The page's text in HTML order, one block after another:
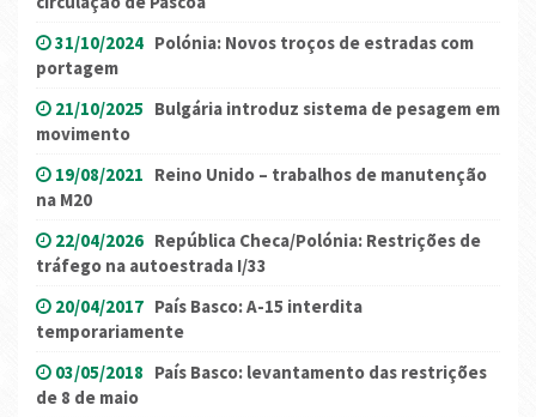
31/10/2024 Polónia: Novos troços de estradas com
portagem
21/10/2025 Bulgária introduz sistema de pesagem em
movimento
19/08/2021 Reino Unido – trabalhos de manutenção
na M20
22/04/2026 República Checa/Polónia: Restrições de
tráfego na autoestrada I/33
20/04/2017 País Basco: A-15 interdita
temporariamente
03/05/2018 País Basco: levantamento das restrições
de 8 de maio